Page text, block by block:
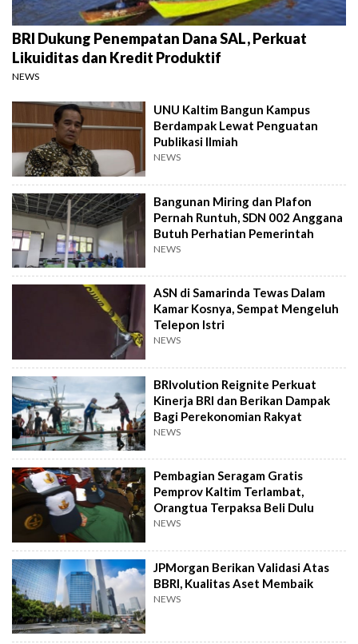
BRI Dukung Penempatan Dana SAL, Perkuat
Likuiditas dan Kredit Produktif
NEWS
UNU Kaltim Bangun Kampus
Berdampak Lewat Penguatan
Publikasi Ilmiah
NEWS
Bangunan Miring dan Plafon
Pernah Runtuh, SDN 002 Anggana
Butuh Perhatian Pemerintah
NEWS
ASN di Samarinda Tewas Dalam
Kamar Kosnya, Sempat Mengeluh
Telepon Istri
NEWS
BRIvolution Reignite Perkuat
Kinerja BRI dan Berikan Dampak
Bagi Perekonomian Rakyat
NEWS
Pembagian Seragam Gratis
Pemprov Kaltim Terlambat,
Orangtua Terpaksa Beli Dulu
NEWS
JPMorgan Berikan Validasi Atas
BBRI, Kualitas Aset Membaik
NEWS